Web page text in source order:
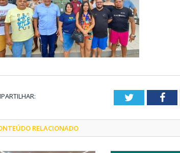
Twitter
RELACIONADO